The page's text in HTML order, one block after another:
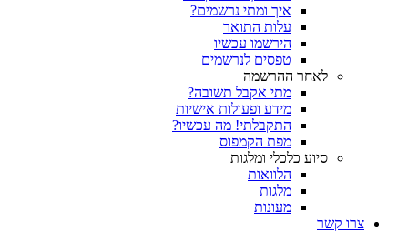
איך ומתי נרשמים?
עלות התואר
הירשמו עכשיו
טפסים לנרשמים
לאחר ההרשמה
מתי אקבל תשובה?
מידע ופעולות אישיות
התקבלתי! מה עכשיו?
מפת הקמפוס
סיוע כלכלי ומלגות
הלוואות
מלגות
מעונות
צרו קשר